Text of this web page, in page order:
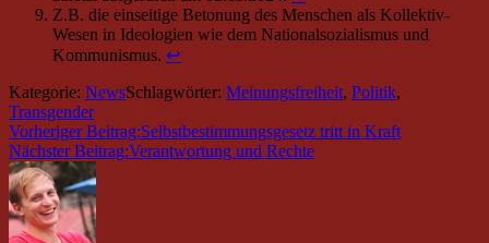
ÜberSebastian Meichßner
Leser-Interaktionen
Schreibe einen Kommentar